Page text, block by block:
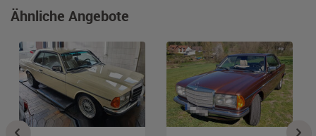
Ähnliche Angebote